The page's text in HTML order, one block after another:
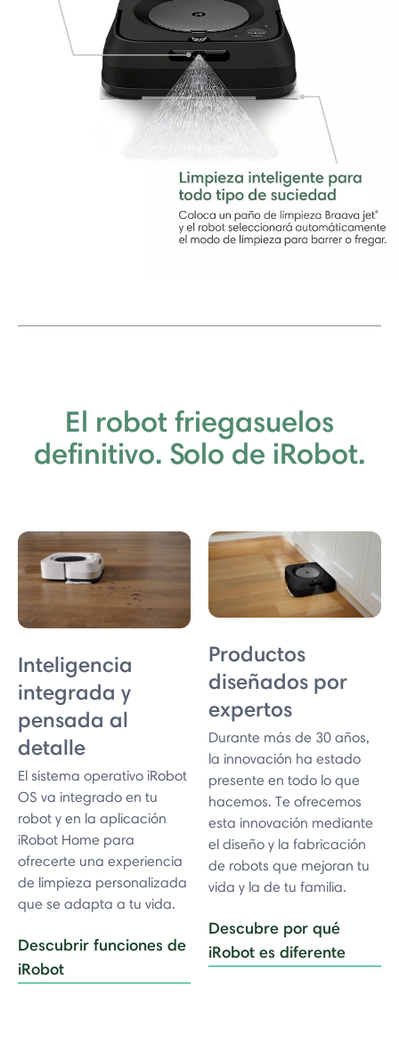
El robot friegasuelos
definitivo. Solo de iRobot.
Inteligencia
integrada y
pensada al
detalle
El sistema operativo iRobot
OS va integrado en tu
robot y en la aplicación
iRobot Home para
ofrecerte una experiencia
de limpieza personalizada
que se adapta a tu vida.
Descubrir funciones de
iRobot
Productos
diseñados por
expertos
Durante más de 30 años,
la innovación ha estado
presente en todo lo que
hacemos. Te ofrecemos
esta innovación mediante
el diseño y la fabricación
de robots que mejoran tu
vida y la de tu familia.
Descubre por qué
iRobot es diferente